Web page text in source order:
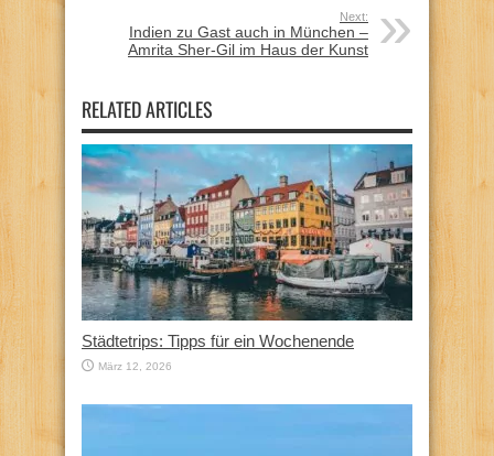
Next:
Indien zu Gast auch in München –
Amrita Sher-Gil im Haus der Kunst
RELATED ARTICLES
Städtetrips: Tipps für ein Wochenende
März 12, 2026